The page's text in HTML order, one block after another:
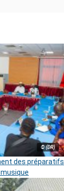
© (DR)
des préparatifs